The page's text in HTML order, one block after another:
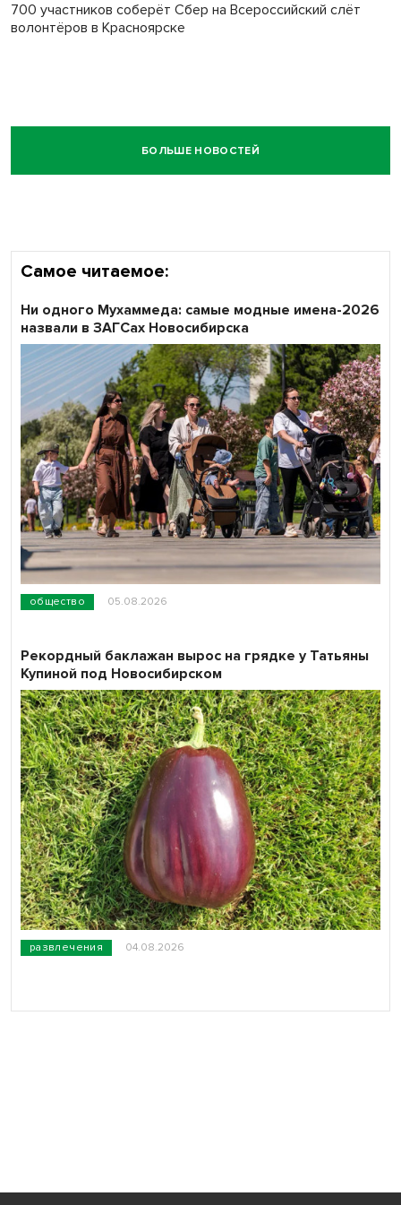
700 участников соберёт Сбер на Всероссийский слёт
волонтёров в Красноярске
БОЛЬШЕ НОВОСТЕЙ
Самое читаемое:
общество 05.08.2026
Ни одного Мухаммеда: самые модные имена-2026
назвали в ЗАГСах Новосибирска
развлечения 04.08.2026
Рекордный баклажан вырос на грядке у Татьяны
Купиной под Новосибирском